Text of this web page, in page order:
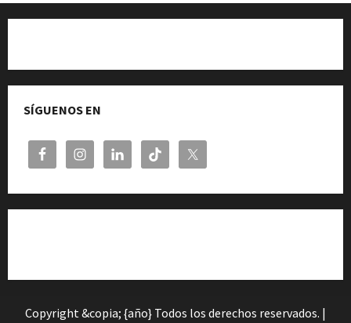
SÍGUENOS EN
Copyright &copia; {año} Todos los derechos reservados. |